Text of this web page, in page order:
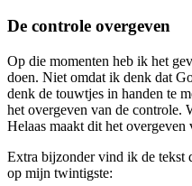
De controle overgeven
Op die momenten heb ik het
doen. Niet omdat ik denk dat
denk de touwtjes in handen te
het overgeven van de controle.
Helaas maakt dit het
Extra bijzonder vind ik de tekst
op mijn twintigste: